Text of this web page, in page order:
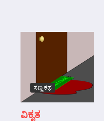
ಸಣ್ಣ ಕಥೆ
ವಿಕೃತ